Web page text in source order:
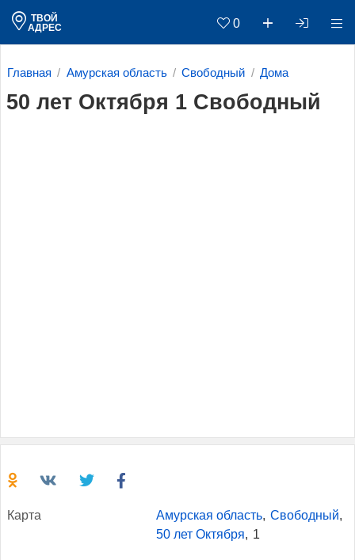
ТВОЙ
АДРЕС
0
Главная Амурская область Свободный Дома
50 лет Октября 1 Свободный
Кар­та Амурская область, Свободный,
50 лет Октября, 1